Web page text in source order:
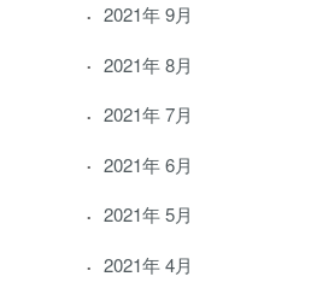
2021年 9月
2021年 8月
2021年 7月
2021年 6月
2021年 5月
2021年 4月